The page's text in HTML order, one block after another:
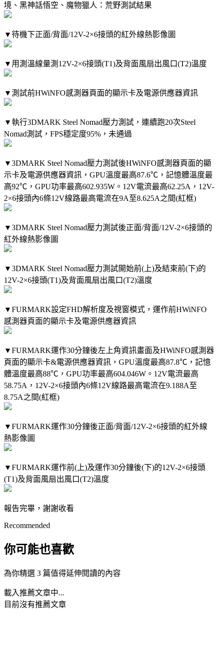
境、黑神話悟空、魔物獵人：荒野測試結果
▼待機下正面/背面/12V-2×6接頭的紅外線熱影像圖
▼用測溫線量測12V-2×6接頭(T1)及背面風扇出風口(T2)溫度
▼測試前HWiNFO感測器頁面的顯示卡及電源供應器資訊
▼執行3DMARK Steel Nomad壓力測試，連續跑20次Steel
Nomad測試，FPS穩定度95%，未通過
▼3DMARK Steel Nomad壓力測試後HWiNFO感測器頁面的顯
示卡及電源供應器資訊，GPU溫度最高87.6℃，記憶體溫度最
高92℃，GPU功率最高602.935W。12V電流最高62.25A，12V-
2×6接頭內6條12V線路最高電流在9A至8.625A之間(紅框)
▼3DMARK Steel Nomad壓力測試後正面/背面/12V-2×6接頭的
紅外線熱影像圖
▼3DMARK Steel Nomad壓力測試開始前(上)及結束前(下)的
12V-2×6接頭(T1)及背面風扇出風口(T2)溫度
▼FURMARK設定FHD解析度及視窗模式，運作前HWiNFO
感測器頁面的顯示卡及電源供應器資訊
▼FURMARK運作30分鐘後左上角資訊畫面及HWiNFO感測器
頁面的顯示卡&電源供應器資訊，GPU溫度最高87.8℃，記憶
體溫度最高88℃，GPU功率最高604.046W。12V電流最高
58.75A，12V-2×6接頭內6條12V線路最高電流在9.188A至
8.75A之間(紅框)
▼FURMARK運作30分鐘後正面/背面/12V-2×6接頭的紅外線
熱影像圖
▼FURMARK運作前(上)及運作30分鐘後(下)的12V-2×6接頭
(T1)及背面風扇出風口(T2)溫度
報告完畢，謝謝收看
Recommended
你可能也喜歡
為你精選 3 篇值得延伸閱讀的內容
載入推薦文章中...
目前沒有推薦文章